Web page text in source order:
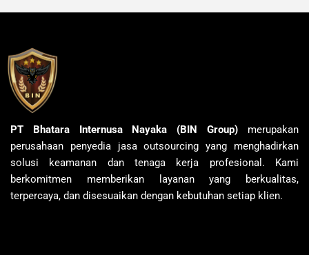
PT Bhatara Internusa Nayaka (BIN Group) merupakan
perusahaan penyedia jasa outsourcing yang menghadirkan
solusi keamanan dan tenaga kerja profesional. Kami
berkomitmen memberikan layanan yang berkualitas,
terpercaya, dan disesuaikan dengan kebutuhan setiap klien.